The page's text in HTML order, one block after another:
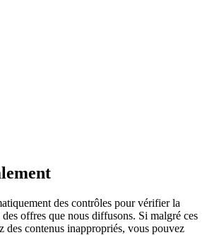
des contrôles pour vérifier la
offres que nous diffusons. Si malgré ces
des contenus inappropriés, vous pouvez